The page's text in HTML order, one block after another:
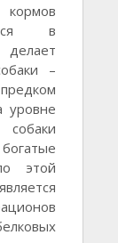
в
–
уровне
этой